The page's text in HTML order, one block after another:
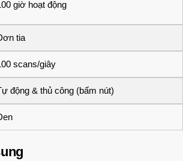
giờ hoạt động
tia
scans/giây
động & thủ công (bấm nút)